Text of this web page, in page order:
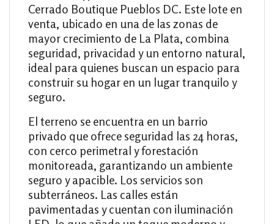
Cerrado Boutique Pueblos DC. Este lote en
venta, ubicado en una de las zonas de
mayor crecimiento de La Plata, combina
seguridad, privacidad y un entorno natural,
ideal para quienes buscan un espacio para
construir su hogar en un lugar tranquilo y
seguro.
El terreno se encuentra en un barrio
privado que ofrece seguridad las 24 horas,
con cerco perimetral y forestación
monitoreada, garantizando un ambiente
seguro y apacible. Los servicios son
subterráneos. Las calles están
pavimentadas y cuentan con iluminación